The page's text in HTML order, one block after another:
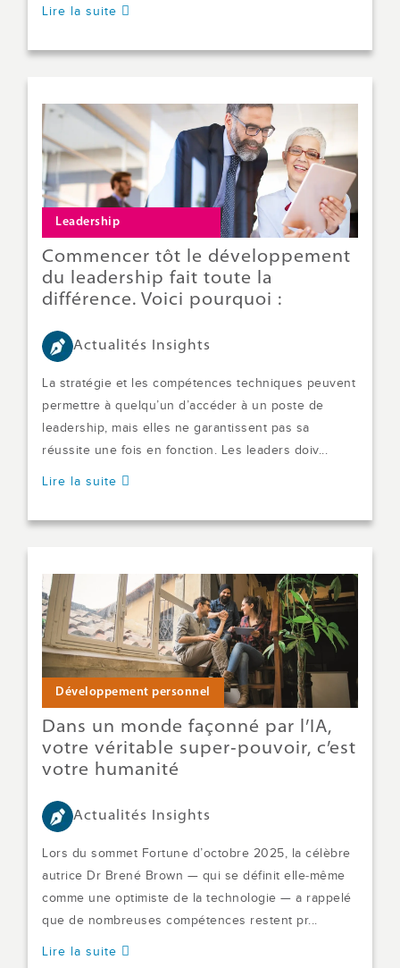
Lire la suite
Leadership
Commencer tôt le développement
du leadership fait toute la
différence. Voici pourquoi :
Actualités Insights
La stratégie et les compétences techniques peuvent
permettre à quelqu’un d’accéder à un poste de
leadership, mais elles ne garantissent pas sa
réussite une fois en fonction. Les leaders doiv...
Lire la suite
Développement personnel
Dans un monde façonné par l’IA,
votre véritable super‑pouvoir, c’est
votre humanité
Actualités Insights
Lors du sommet Fortune d’octobre 2025, la célèbre
autrice Dr Brené Brown — qui se définit elle‑même
comme une optimiste de la technologie — a rappelé
que de nombreuses compétences restent pr...
Lire la suite